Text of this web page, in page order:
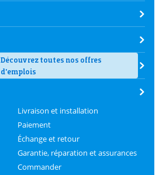
Découvrez toutes nos offres
d'emplois
Livraison et installation
Paiement
Échange et retour
Garantie, réparation et assurances
Commander